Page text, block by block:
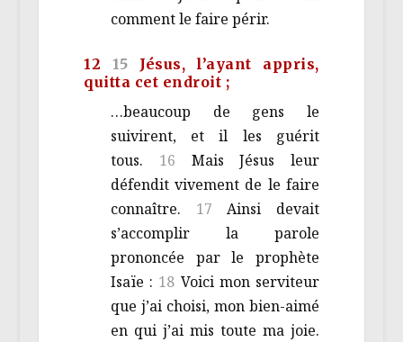
comment le faire périr.
12 15 Jésus, l’ayant appris,
quitta cet endroit ;
…beaucoup de gens le
suivirent, et il les guérit
tous. 16 Mais Jésus leur
défendit vivement de le faire
connaître. 17Ainsi devait
s’accomplir la parole
prononcée par le prophète
Isaïe : 18 Voici mon serviteur
que j’ai choisi, mon bien-aimé
en qui j’ai mis toute ma joie.